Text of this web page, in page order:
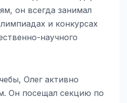
он всегда занимал
и конкурсах
научного
Олег активно
Он посещал секцию по